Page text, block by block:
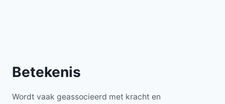
Betekenis
Wordt vaak geassocieerd met kracht en